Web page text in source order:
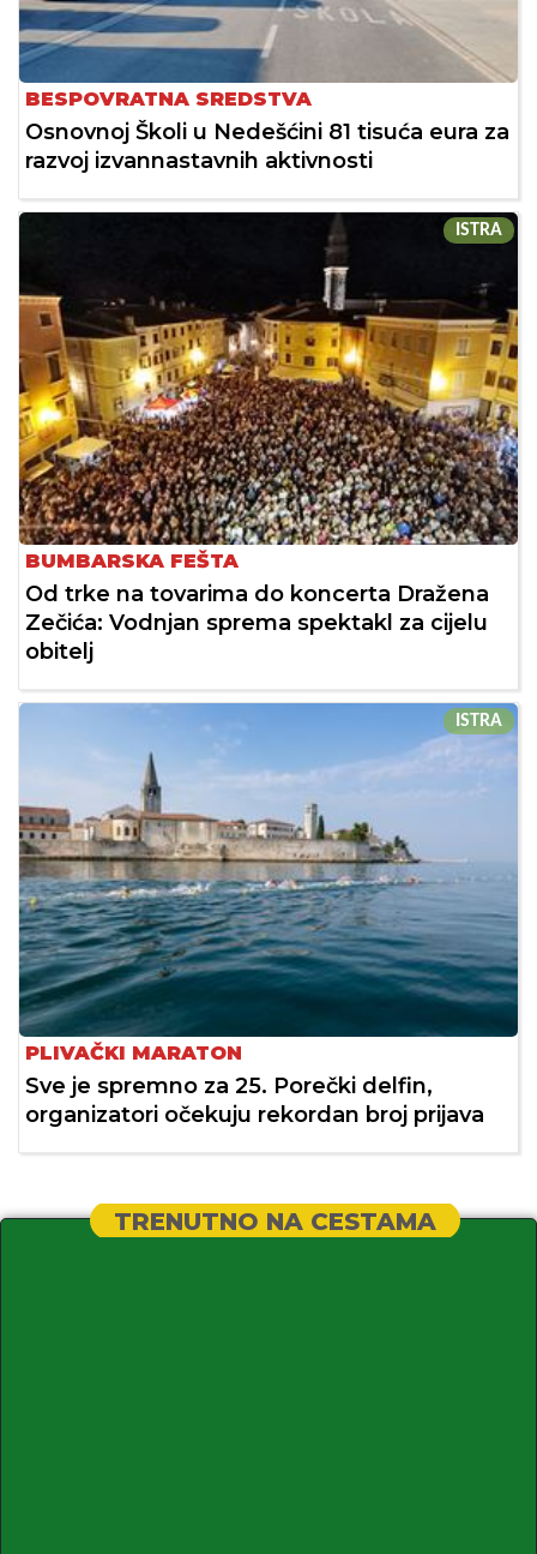
BESPOVRATNA SREDSTVA
Osnovnoj Školi u Nedešćini 81 tisuća eura za
razvoj izvannastavnih aktivnosti
ISTRA
BUMBARSKA FEŠTA
Od trke na tovarima do koncerta Dražena
Zečića: Vodnjan sprema spektakl za cijelu
obitelj
ISTRA
PLIVAČKI MARATON
Sve je spremno za 25. Porečki delfin,
organizatori očekuju rekordan broj prijava
TRENUTNO NA CESTAMA